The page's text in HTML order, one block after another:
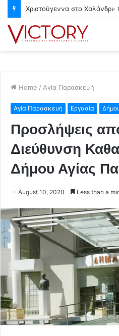
Home / Αγία Παρασκευή
Αγία Παρασκευή Εργασία Δήμοι
Προσλήψεις
Διεύθυνση
Δήμου Αγίας
August 10, 2020 Less than a